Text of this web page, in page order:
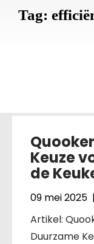
Tag:
Keuze
de
09 mei 2025 |
Artikel:
Duurzame